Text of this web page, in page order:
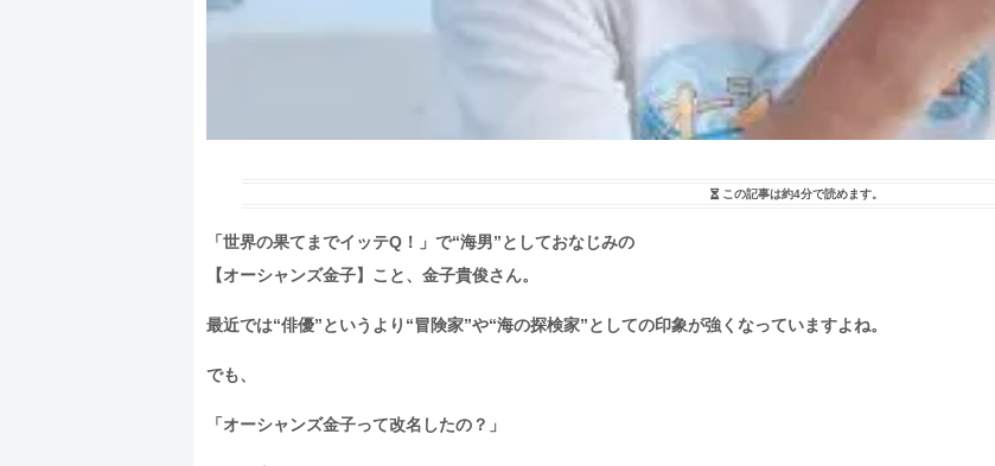
この記事は約4分で読めます。
「世界の果てまでイッテQ！」で“海男”としておなじみの
【オーシャンズ金子】こと、金子貴俊さん。
最近では“俳優”というより“冒険家”や“海の探検家”としての印象が強くなっていますよね。
でも、
「オーシャンズ金子って改名したの？」